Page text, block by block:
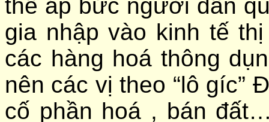
thế áp bức người dân
gia nhập vào kinh tế
các hàng hoá thông
nên các vị theo “lô gíc”
cố phần hoá , bán